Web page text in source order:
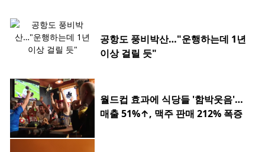
공항도 풍비박산…"운행하는데 1년
이상 걸릴 듯"
월드컵 효과에 식당들 '함박웃음'…
매출 51%↑, 맥주 판매 212% 폭증